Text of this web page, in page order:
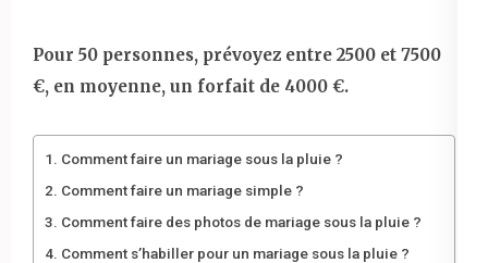
Pour 50 personnes, prévoyez entre 2500 et 7500
€, en moyenne, un forfait de 4000 €.
Comment faire un mariage sous la pluie ?
Comment faire un mariage simple ?
Comment faire des photos de mariage sous la pluie ?
Comment s’habiller pour un mariage sous la pluie ?